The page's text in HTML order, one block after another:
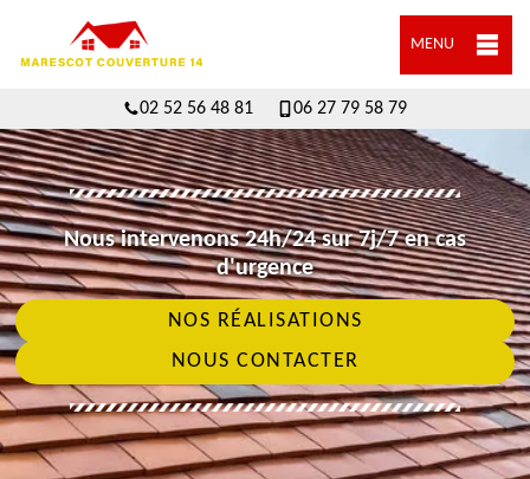
MENU
02 52 56 48 81 06 27 79 58 79
Nous intervenons 24h/24 sur 7j/7 en cas
d'urgence
NOS RÉALISATIONS
NOUS CONTACTER